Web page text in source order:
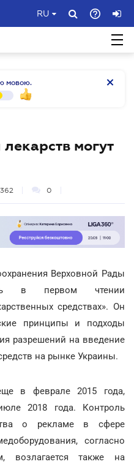
RU
мовою.
могут
362 0
Верховной Рады
в первом чтении
средствах». Он
принципы и подходы
разрешений на введение
на рынке Украины.
в феврале 2015 года,
2018 года. Контроль
о рекламе в сфере
согласно
возлагается также на